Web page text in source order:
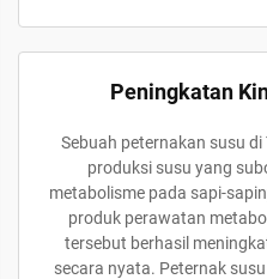
Peningkatan
Sebuah peternakan susu
produksi susu yang
metabolisme pada sapi-
produk perawatan
tersebut berhasil
secara nyata. Peternak